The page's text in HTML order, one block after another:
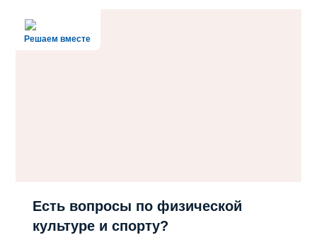
Решаем вместе
Есть вопросы по физической
культуре и спорту?